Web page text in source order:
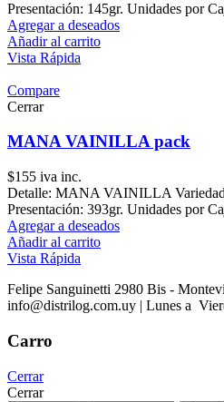
Presentación: 145gr. Unidades por
Agregar a deseados
Añadir al carrito
Vista Rápida
Compare
Cerrar
MANA VAINILLA pack
$155 iva inc.
Detalle: MANA VAINILLA
Presentación: 393gr. Unidades por
Agregar a deseados
Añadir al carrito
Vista Rápida
Felipe Sanguinetti 2980 Bis -
info@distrilog.com.uy | Lunes a
Carro
Cerrar
Cerrar